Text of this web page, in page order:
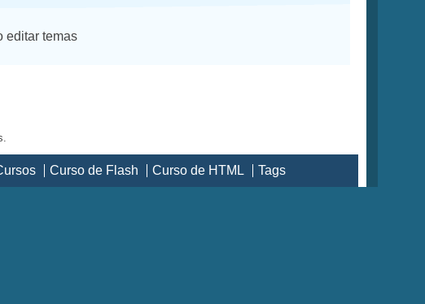
editar temas
Curso de Flash Curso de HTML Tags